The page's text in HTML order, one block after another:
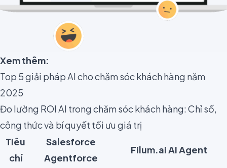
Xem thêm:
Top 5 giải pháp AI cho chăm sóc khách hàng năm
2025
Đo lường ROI AI trong chăm sóc khách hàng: Chỉ số,
công thức và bí quyết tối ưu giá trị
Tiêu
chí
Salesforce
Agentforce
Filum.ai AI Agent